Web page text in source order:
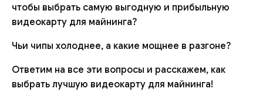
чтобы выбрать самую выгодную и прибыльную
видеокарту для майнинга?
Чьи чипы холоднее, а какие мощнее в разгоне?
Ответим на все эти вопросы и расскажем, как
выбрать лучшую видеокарту для майнинга!